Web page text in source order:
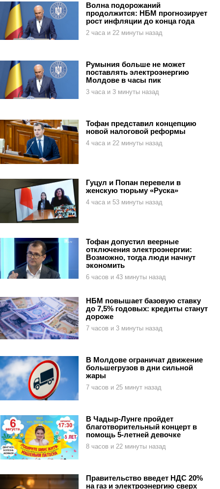
Волна подорожаний
продолжится: НБМ прогнозирует
рост инфляции до конца года
2 часа и 22 минуты назад
Румыния больше не может
поставлять электроэнергию
Молдове в часы пик
3 часа и 3 минуты назад
Тофан представил концепцию
новой налоговой реформы
4 часа и 22 минуты назад
Гуцул и Попан перевели в
женскую тюрьму «Руска»
4 часа и 53 минуты назад
Тофан допустил веерные
отключения электроэнергии:
Возможно, тогда люди начнут
экономить
6 часов и 43 минуты назад
НБМ повышает базовую ставку
до 7,5% годовых: кредиты станут
дороже
7 часов и 3 минуты назад
В Молдове ограничат движение
большегрузов в дни сильной
жары
7 часов и 25 минут назад
В Чадыр-Лунге пройдет
благотворительный концерт в
помощь 5-летней девочке
8 часов и 22 минуты назад
Правительство введет НДС 20%
на газ и электроэнергию сверх